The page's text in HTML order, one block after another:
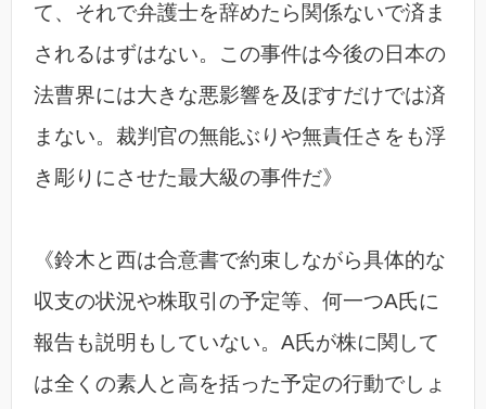
て、それで弁護士を辞めたら関係ないで済ま
されるはずはない。この事件は今後の日本の
法曹界には大きな悪影響を及ぼすだけでは済
まない。裁判官の無能ぶりや無責任さをも浮
き彫りにさせた最大級の事件だ》
《鈴木と西は合意書で約束しながら具体的な
収支の状況や株取引の予定等、何一つA氏に
報告も説明もしていない。A氏が株に関して
は全くの素人と高を括った予定の行動でしょ